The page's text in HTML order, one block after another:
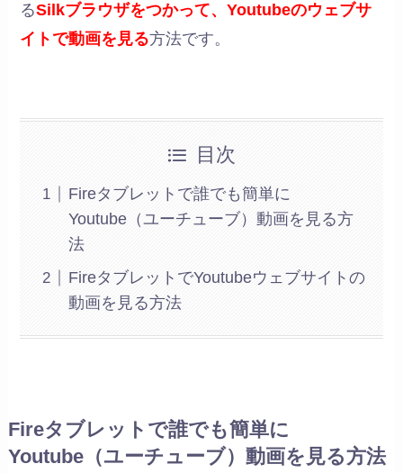
るSilkブラウザをつかって、Youtubeのウェブサ
イトで動画を見る方法です。
目次
Fireタブレットで誰でも簡単に
Youtube（ユーチューブ）動画を見る方
法
FireタブレットでYoutubeウェブサイトの
動画を見る方法
Fireタブレットで誰でも簡単に
Youtube（ユーチューブ）動画を見る方法